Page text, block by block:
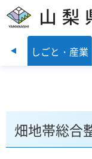
山梨県
前のスライド
境 しごと・産業
畑地帯総合